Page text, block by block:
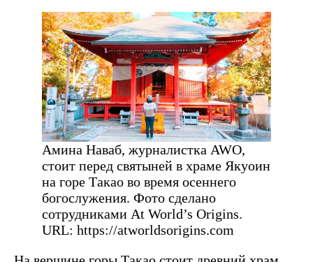
Амина Наваб, журналистка AWO,
стоит перед святыней в храме Якуоин
на горе Такао во время осеннего
богослужения. Фото сделано
сотрудниками At World’s Origins.
URL: https://atworldsorigins.com